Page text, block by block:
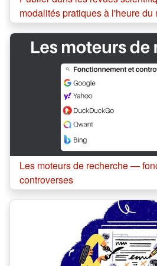
modalités pratiques à l'heure du
Cours:
Les moteurs de recherche —
controverses